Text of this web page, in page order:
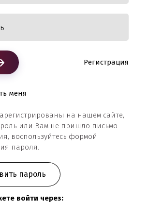
Регистрация
меня
на нашем сайте,
или Вам не пришло письмо
воспользуйтесь формой
пароля.
пароль
войти через: